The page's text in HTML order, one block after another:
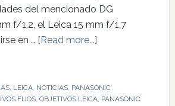
del mencionado DG
f/1.2, el Leica 15 mm f/1.7
en … [Read more...]
, LEICA, NOTICIAS, PANASONIC
FIJOS, OBJETIVOS LEICA, PANASONIC